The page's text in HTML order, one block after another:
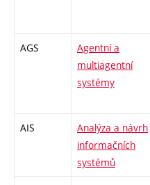
AGS
Agentní a
multiagentní
systémy
AIS
Analýza a návrh
informačních
systémů